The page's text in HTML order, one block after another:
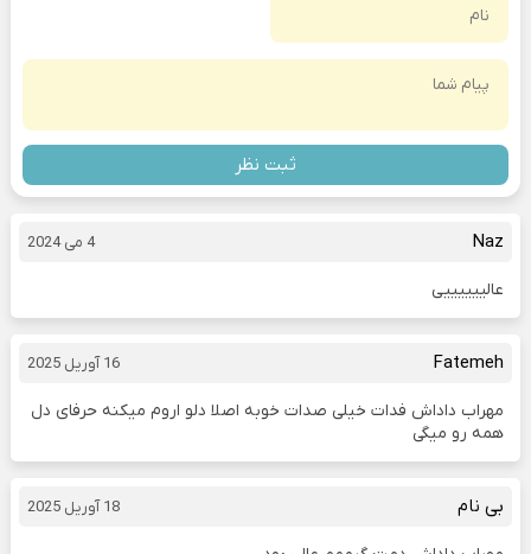
ثبت نظر
Naz 4 می 2024
عالییییییی
Fatemeh 16 آوریل 2025
مهراب داداش فدات خیلی صدات خوبه اصلا دلو اروم میکنه حرفای دل
همه رو میگی
بی نام 18 آوریل 2025